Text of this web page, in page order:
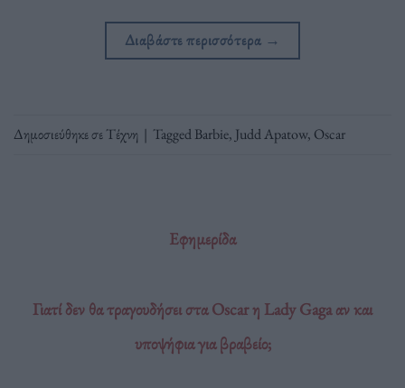
Διαβάστε περισσότερα →
Δημοσιεύθηκε σεΤέχνη | TaggedBarbie, Judd Apatow, Oscar
Εφημερίδα
Γιατί δεν θα τραγουδήσει στα Oscar η Lady Gaga αν και
υποψήφια για βραβείο;